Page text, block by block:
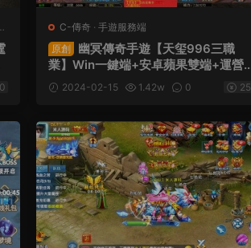
C-傳奇 · 手遊服務端
原創
幽冥傳奇手遊【天玺996三職
業】Win一鍵端+安卓蘋果雙端+運營
後台+GM授權後台+架設教程
2024-02-15 1.42w 0 25